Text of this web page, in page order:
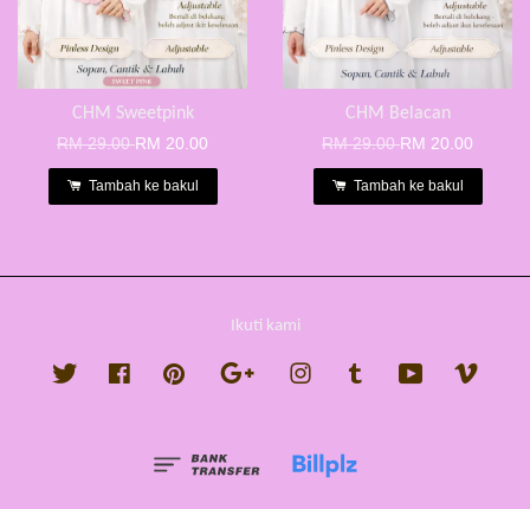
CHM Sweetpink
RM 29.00RM 20.00
Tambah ke bakul
CHM Belacan
RM 29.00RM 20.00
Tambah ke bakul
Ikuti kami
Twitter FacebookPinterest Google InstagramTumblr YouTube